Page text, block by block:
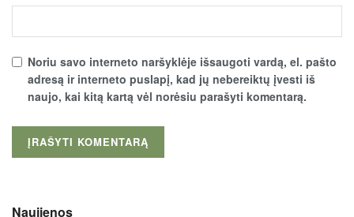
Noriu savo interneto naršyklėje išsaugoti vardą, el. pašto
adresą ir interneto puslapį, kad jų nebereiktų įvesti iš
naujo, kai kitą kartą vėl norėsiu parašyti komentarą.
Naujienos